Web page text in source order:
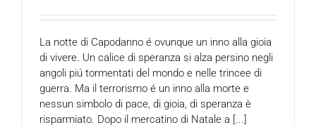
La notte di Capodanno é ovunque un inno alla gioia
di vivere. Un calice di speranza si alza persino negli
angoli piú tormentati del mondo e nelle trincee di
guerra. Ma il terrorismo é un inno alla morte e
nessun simbolo di pace, di gioia, di speranza è
risparmiato. Dopo il mercatino di Natale a [...]